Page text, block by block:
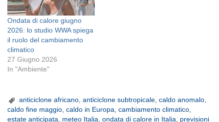
Ondata di calore giugno
2026: lo studio WWA spiega
il ruolo del cambiamento
climatico
27 Giugno 2026
In "Ambiente"
anticiclone africano ,anticiclone subtropicale ,caldo anomalo
caldo fine maggio,caldo in Europa,cambiamento climatico,
estate anticipata, meteo Italia,ondata di calore in Italia, previsioni